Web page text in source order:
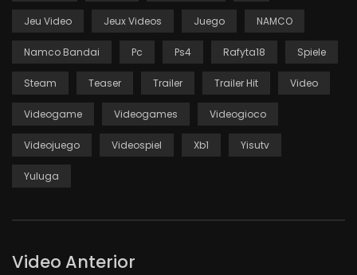
Jeu Video Jeux Videos Juego NAMCO
Namco Bandai Pc Ps4 Rafyta18 Spiele
Steam Teaser Trailer Trailer Hit Video
Videogame Videogames Videogioco
Videojuego Videospiel Xb1 Yisutv
Yuluga
Video Anterior